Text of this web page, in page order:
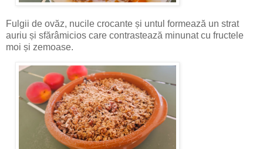
Fulgii de ovăz, nucile crocante și untul formează un strat
auriu și sfărâmicios care contrastează minunat cu fructele
moi și zemoase.